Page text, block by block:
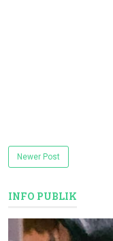
Newer Post
INFO PUBLIK